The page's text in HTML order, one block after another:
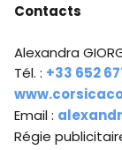
Contacts
Alexandra
Tél. : +33 652
Email :
Régie